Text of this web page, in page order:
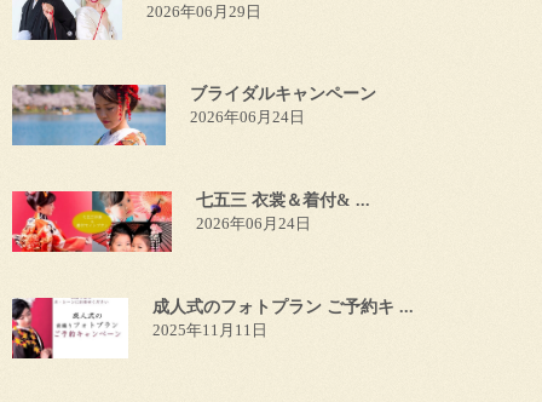
2026年06月29日
ブライダルキャンペーン
2026年06月24日
七五三 衣裳＆着付& ...
2026年06月24日
成人式のフォトプラン ご予約キ ...
2025年11月11日